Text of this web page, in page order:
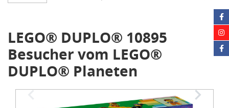
LEGO® DUPLO® 10895
Besucher vom LEGO®
DUPLO® Planeten